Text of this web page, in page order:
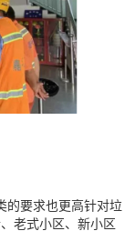
的要求也更高针对垃
老式小区、新小区